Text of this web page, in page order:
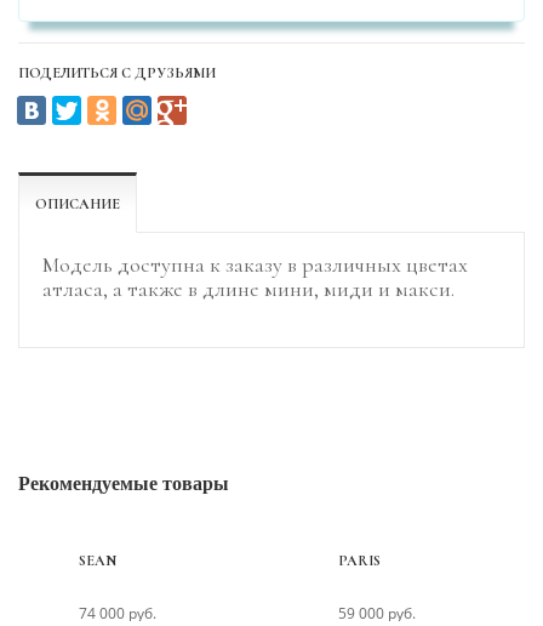
ПОДЕЛИТЬСЯ С ДРУЗЬЯМИ
ОПИСАНИЕ
Модель доступна к заказу в различных цветах
атласа, а также в длине мини, миди и макси.
Рекомендуемые товары
SEAN
74 000 руб.
PARIS
59 000 руб.